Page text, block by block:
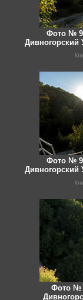
Фото №
Дивногорский
Фото №
Дивногорский
Фото №